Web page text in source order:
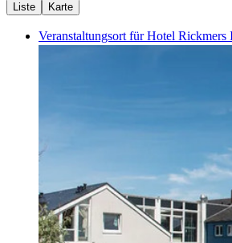
Liste
Karte
Veranstaltungsort für Hotel Rickmers